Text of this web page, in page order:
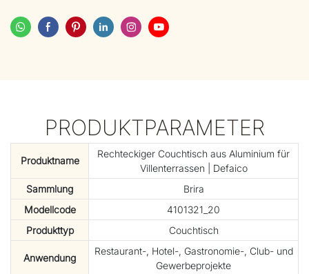
PRODUKTPARAMETER
Produktname
Rechteckiger Couchtisch aus Aluminium für
Villenterrassen | Defaico
Sammlung
Brira
Modellcode
4101321_20
Produkttyp
Couchtisch
Anwendung
Restaurant-, Hotel-, Gastronomie-, Club- und
Gewerbeprojekte